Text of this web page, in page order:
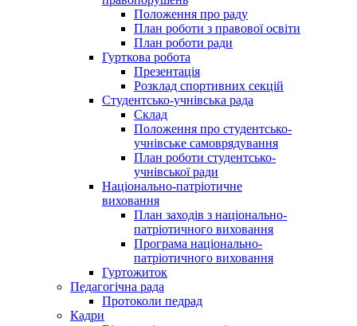
Положення про раду
План роботи з правової освіти
План роботи ради
Гурткова робота
Презентація
Розклад спортивних секцій
Студентсько-учнівська рада
Склад
Положення про студентсько-
учнівське самоврядування
План роботи студентсько-
учнівської ради
Національно-патріотичне
виховання
План заходів з національно-
патріотичного виховання
Програма національно-
патріотичного виховання
Гуртожиток
Педагогічна рада
Протоколи педрад
Кадри